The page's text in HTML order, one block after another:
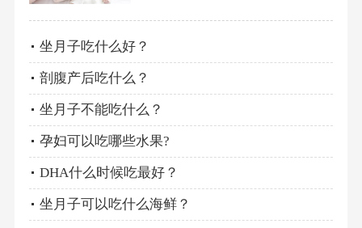
坐月子吃什么好？
剖腹产后吃什么？
坐月子不能吃什么？
孕妇可以吃哪些水果?
DHA什么时候吃最好？
坐月子可以吃什么海鲜？